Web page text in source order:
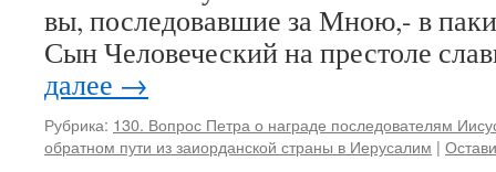
вы, последовавшие за Мною,- в
Сын Человеческий на престоле
далее →
Рубрика: 130. Вопрос Петра о награде последователям
обратном пути из заиорданской страны в Иерусалим |